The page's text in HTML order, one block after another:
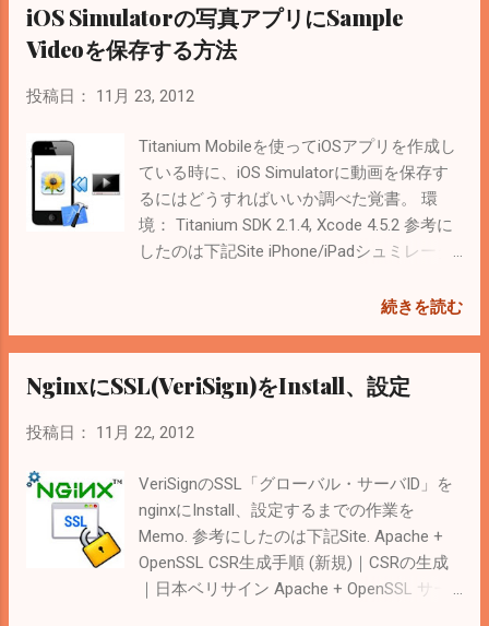
json_encodeを使えるようにjsonをインスト
ール
or src host hoge.com and port 80 これは
Interface「en0」上で「hoge.com」との
HTTP通信を監視する。 Interfaceは $
ifconfig で確認。 アプリ開発はこれで十
tcpdumpだとサーバー側でnoticeエラー
（PHP）が出力されても表示されなくなっ
た。しょうがなくサーバー（Linux）にSSH
でアクセスしてtcpdumpコマンドを打つよ
うにした。 $ tcpdump -A -s 0 -i eth0 host
Wiresharkという無料のNetwork監視Softを
Installing Wireshark on Mac OS X 10.8
Mountain Lion - israeltorres.org Downloadは
度Logout XQuartz もInstallしろと言われる
ても画面が表示されなかったので、ここで
再起動 再起動後は無事起動した。 とりあ
えず、送信元からHTTPのみに制限する場合
は「Filter」に ip.src == 192.1...
iOS Simulatorの写真アプリにSample
Videoを保存する方法
投稿日： 11月 23, 2012
Titanium Mobileを使ってiOSアプリを作成し
ている時に、iOS Simulatorに動画を保存す
るにはどうすればいいか調べた覚書。 環
境： Titanium SDK 2.1.4, Xcode 4.5.2 参考に
したのは下記Site iPhone/iPadシュミレータ
山本大＠クロノスの日記 動画はApple Site
files 動画をSimulatorにcopy $
Downloads/sample_mpeg4.mp4
Simulator/6.0/Media/DCIM/100APPLE/ 写真
Library/Application\ Support/iPhone\
Simulator/6.0/Media $ mv PhotoData
PhotoData.bak iOS Simulatorをたちあげて、
Homeを長押しで写真アプリを削除する。
もう一度写真アプリを立ち上げればCopyし
続きを読む
NginxにSSL(VeriSign)をInstall、設定
投稿日： 11月 22, 2012
VeriSignのSSL「グローバル・サーバID」を
nginxにInstall、設定するまでの作業を
Memo. 参考にしたのは下記Site. Apache +
OpenSSL CSR生成手順 (新規)｜CSRの生成
｜日本ベリサイン Apache + OpenSSL サー